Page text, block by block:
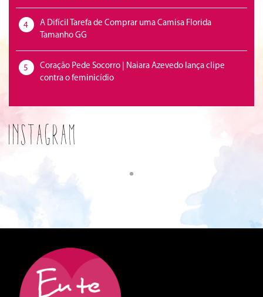
4
A Difícil Tarefa de Comprar uma Camisa Florida
Tamanho GG
5
Coração Pede Socorro | Naiara Azevedo lança clipe
contra o feminicídio
Instagram